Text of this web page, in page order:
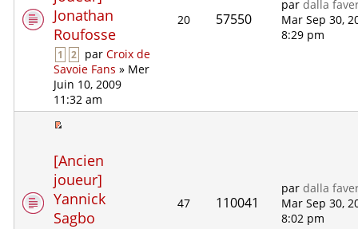
Jonathan
Roufosse
1 2 parCroix de
Savoie Fans » Mer
Juin 10, 2009
11:32 am
20 57550
pardalla
Mar Sep 30,
8:29 pm
[Ancien
joueur]
Yannick
Sagbo
47 110041
pardalla
Mar Sep 30,
8:02 pm